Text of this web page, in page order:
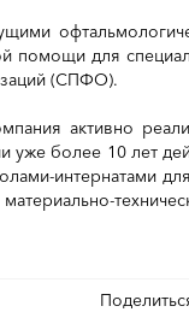
помощи для
(СПФО).
активно
уже более 10 лет
интернатами